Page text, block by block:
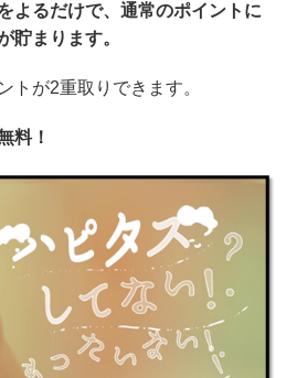
よるだけで、通常のポイントに
貯まります。
トが2重取りできます。
料！